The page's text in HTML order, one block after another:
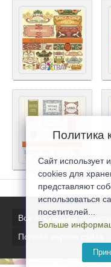
Все последние новости
Полная версия сайта
Политика
Сайт
cookies для
представляют
использоваться
посетителей...
Больше